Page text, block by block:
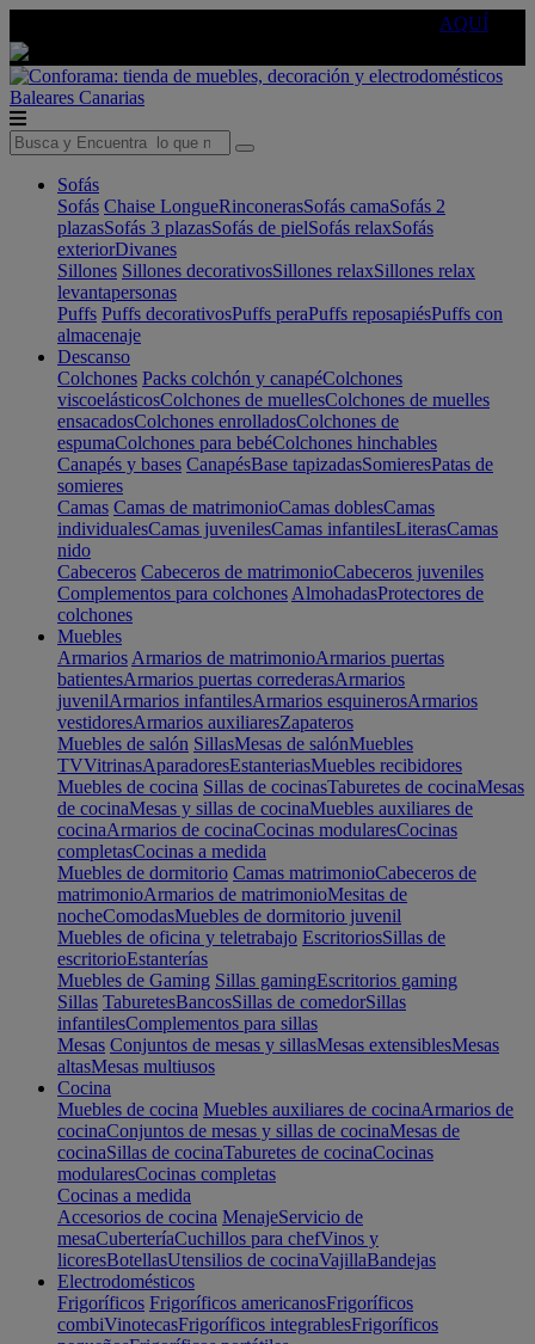
AQUÍ
Baleares Canarias
Sofás
Sofás Chaise LongueRinconerasSofás camaSofás 2
plazasSofás 3 plazasSofás de pielSofás relaxSofás
exteriorDivanes
Sillones Sillones decorativosSillones relaxSillones relax
levantapersonas
Puffs Puffs decorativosPuffs peraPuffs reposapiésPuffs con
almacenaje
Descanso
Colchones Packs colchón y canapéColchones
viscoelásticosColchones de muellesColchones de muelles
ensacadosColchones enrolladosColchones de
espumaColchones para bebéColchones hinchables
Canapés y bases CanapésBase tapizadasSomieresPatas de
somieres
Camas Camas de matrimonioCamas doblesCamas
individualesCamas juvenilesCamas infantilesLiterasCamas
nido
Cabeceros Cabeceros de matrimonioCabeceros juveniles
Complementos para colchones AlmohadasProtectores de
colchones
Muebles
Armarios Armarios de matrimonioArmarios puertas
batientesArmarios puertas correderasArmarios
juvenilArmarios infantilesArmarios esquinerosArmarios
vestidoresArmarios auxiliaresZapateros
Muebles de salón SillasMesas de salónMuebles
TVVitrinasAparadoresEstanteriasMuebles recibidores
Muebles de cocina Sillas de cocinasTaburetes de cocinaMesas
de cocinaMesas y sillas de cocinaMuebles auxiliares de
cocinaArmarios de cocinaCocinas modularesCocinas
completasCocinas a medida
Muebles de dormitorio Camas matrimonioCabeceros de
matrimonioArmarios de matrimonioMesitas de
nocheComodasMuebles de dormitorio juvenil
Muebles de oficina y teletrabajo EscritoriosSillas de
escritorioEstanterías
Muebles de Gaming Sillas gamingEscritorios gaming
Sillas TaburetesBancosSillas de comedorSillas
infantilesComplementos para sillas
Mesas Conjuntos de mesas y sillasMesas extensiblesMesas
altasMesas multiusos
Cocina
Muebles de cocina Muebles auxiliares de cocinaArmarios de
cocinaConjuntos de mesas y sillas de cocinaMesas de
cocinaSillas de cocinaTaburetes de cocinaCocinas
modularesCocinas completas
Cocinas a medida
Accesorios de cocina MenajeServicio de
mesaCuberteríaCuchillos para chefVinos y
licoresBotellasUtensilios de cocinaVajillaBandejas
Electrodomésticos
Frigoríficos Frigoríficos americanosFrigoríficos
combiVinotecasFrigoríficos integrablesFrigoríficos